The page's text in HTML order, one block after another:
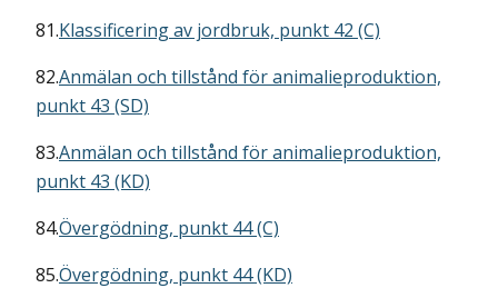
81.Klassificering av jordbruk, punkt 42 (C)
82.Anmälan och tillstånd för animalieproduktion,
punkt 43 (SD)
83.Anmälan och tillstånd för animalieproduktion,
punkt 43 (KD)
84.Övergödning, punkt 44 (C)
85.Övergödning, punkt 44 (KD)